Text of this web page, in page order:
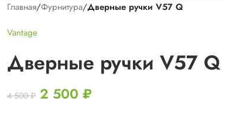
Главная/Фурнитура/Дверные ручки V57 Q
Vantage
Дверные ручки V57 Q
4 500₽ 2 500 ₽